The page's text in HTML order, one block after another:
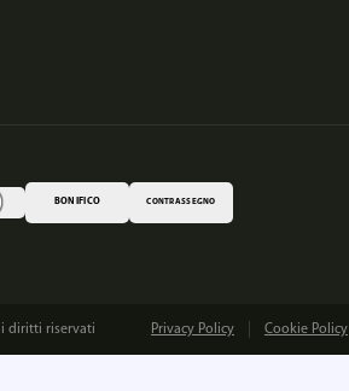
BONIFICO CONTRASSEGNO
i diritti riservati Privacy Policy Cookie Policy